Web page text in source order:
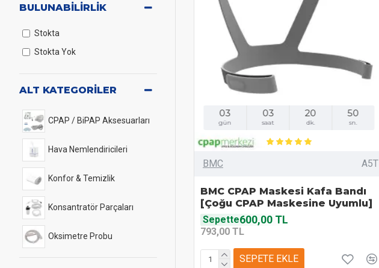
ALT KATEGORILER
CPAP / BiPAP Aksesuarları
Hava Nemlendiricileri
Konfor & Temizlik
Konsantratör Parçaları
Oksimetre Probu
BULUNABILIRLIK
Stokta
Stokta Yok
03
gün
03
saat
20
dk.
48
sn.
BMC A5T
BMC CPAP Maskesi Kafa Bandı
[Çoğu CPAP Maskesine Uyumlu]
Sepette600,00 TL
793,00 TL
SEPETE EKLE